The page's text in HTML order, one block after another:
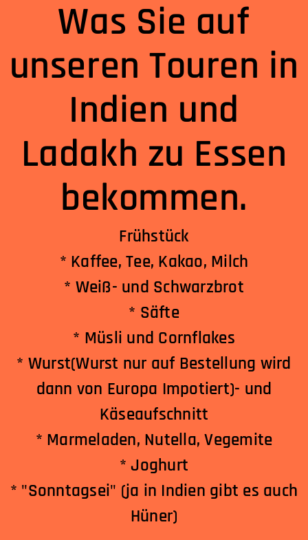
Was Sie auf
unseren Touren in
Indien und
Ladakh zu Essen
bekommen.
Frühstück
* Kaffee, Tee, Kakao, Milch
* Weiß- und Schwarzbrot
* Säfte
* Müsli und Cornflakes
* Wurst(Wurst nur auf Bestellung wird
dann von Europa Impotiert)- und
Käseaufschnitt
* Marmeladen, Nutella, Vegemite
* Joghurt
* "Sonntagsei" (ja in Indien gibt es auch
Hüner)